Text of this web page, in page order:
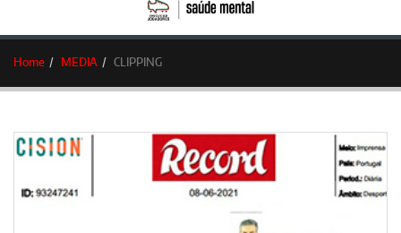
Home MEDIA CLIPPING